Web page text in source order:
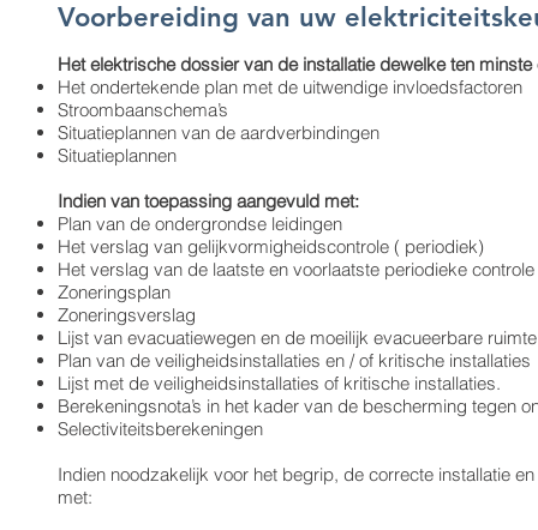
Voorbereiding van uw
Het elektrische dossier van de installatie dewelke ten minste
Het ondertekende plan met de uitwendige invloedsfactoren
Stroombaanschema’s
Situatieplannen van de aardverbindingen
Situatieplannen
Indien van toepassing aangevuld met:
Plan van de ondergrondse leidingen
Het verslag van gelijkvormigheidscontrole ( periodiek)
Het verslag van de laatste en voorlaatste periodieke
Zoneringsplan
Zoneringsverslag
Lijst van evacuatiewegen en de moeilijk evacueerbare
Plan van de veiligheidsinstallaties en / of kritische installaties
Lijst met de veiligheidsinstallaties of kritische installaties.
Berekeningsnota’s in het kader van de bescherming
Selectiviteitsberekeningen
Indien noodzakelijk voor het begrip, de correcte installatie
met: